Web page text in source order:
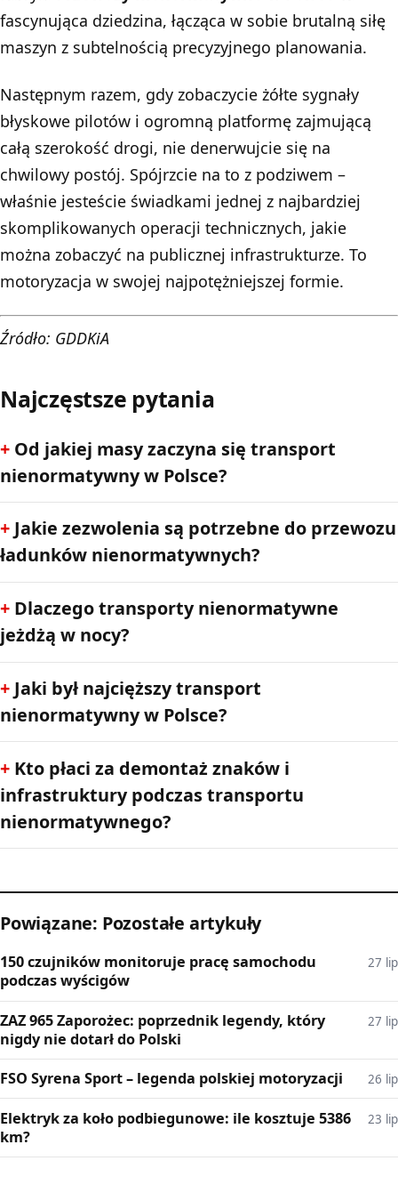
fascynująca dziedzina, łącząca w sobie brutalną siłę
maszyn z subtelnością precyzyjnego planowania.
Następnym razem, gdy zobaczycie żółte sygnały
błyskowe pilotów i ogromną platformę zajmującą
całą szerokość drogi, nie denerwujcie się na
chwilowy postój. Spójrzcie na to z podziwem –
właśnie jesteście świadkami jednej z najbardziej
skomplikowanych operacji technicznych, jakie
można zobaczyć na publicznej infrastrukturze. To
motoryzacja w swojej najpotężniejszej formie.
Źródło: GDDKiA
Najczęstsze pytania
Od jakiej masy zaczyna się transport
nienormatywny w Polsce?
Jakie zezwolenia są potrzebne do przewozu
ładunków nienormatywnych?
Dlaczego transporty nienormatywne
jeżdżą w nocy?
Jaki był najcięższy transport
nienormatywny w Polsce?
Kto płaci za demontaż znaków i
infrastruktury podczas transportu
nienormatywnego?
Powiązane: Pozostałe artykuły
150 czujników monitoruje pracę samochodu
podczas wyścigów
27 lip
ZAZ 965 Zaporożec: poprzednik legendy, który
nigdy nie dotarł do Polski
27 lip
FSO Syrena Sport – legenda polskiej motoryzacji 26 lip
Elektryk za koło podbiegunowe: ile kosztuje 5386
km?
23 lip